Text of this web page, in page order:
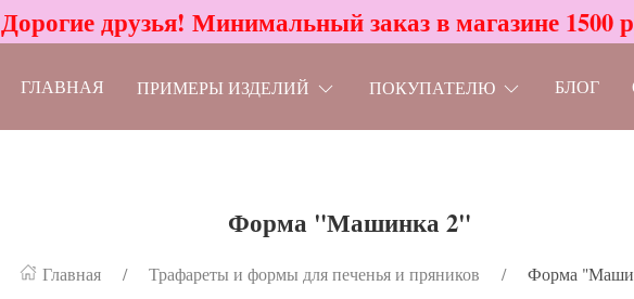
Дорогие друзья! Минимальный заказ в магазине 1500
ГЛАВНАЯ ПРИМЕРЫ ИЗДЕЛИЙ ПОКУПАТЕЛЮ БЛОГ
Форма "Машинка 2"
Главная Трафареты и формы для печенья и пряников Форма